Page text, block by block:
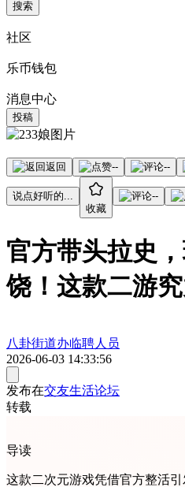
搜索
社区
乐币钱包
消息中心
投稿
返回 -- --
说点好听的...
收藏
--
官方带头拉史
饶！这款二游
八卦街道办临聘人员
2026-06-03 14:33:56
发布在交友生活论坛
转载
导读
这款二次元游戏凭借官方整活